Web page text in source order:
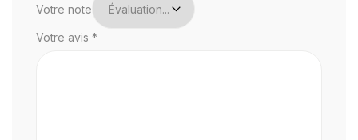
Votre note
Votre avis *